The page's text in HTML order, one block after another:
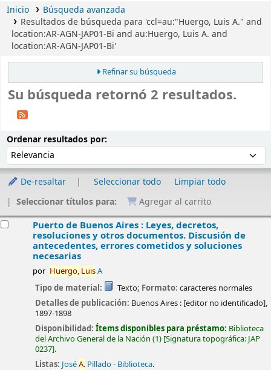
Inicio
Búsqueda avanzada
Resultados de búsqueda para 'ccl=au:"Huergo, Luis A." and
location:AR-AGN-JAP01-Bi and au:Huergo, Luis A. and
location:AR-AGN-JAP01-Bi'
Refinar su búsqueda
Su búsqueda retornó 2 resultados.
Ordenar resultados por:
De-resaltar Seleccionar todo
Limpiar todo
Seleccionar títulos para:
Agregar al carrito
Puerto de Buenos Aires : Leyes, decretos,
resoluciones y otros documentos. Discusión de
antecedentes, errores cometidos y soluciones
necesarias
por Huergo, LuisA
Tipo de material: Texto; Formato: caracteres normales
Detalles de publicación: Buenos Aires : [editor no identificado],
1897-1898
Disponibilidad:Ítems disponibles para préstamo: Biblioteca
del Archivo General de la Nación (1) Signatura topográfica: JAP
0237 .
Listas: JoséA. Pillado - Biblioteca.